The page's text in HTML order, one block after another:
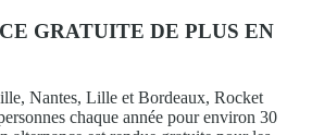
GRATUITE DE PLUS EN
Nantes, Lille et Bordeaux, Rocket
chaque année pour environ 30